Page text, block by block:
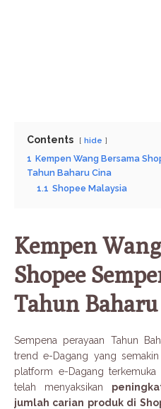
Contents hide
1 Kempen Wang Bersama
Tahun Baharu Cina
1.1 Shopee Malaysia
Kempen
Shopee
Tahun
Sempena perayaan Tahun
trend e-Dagang yang
platform e-Dagang terkemuka
telah menyaksikan
jumlah carian produk di